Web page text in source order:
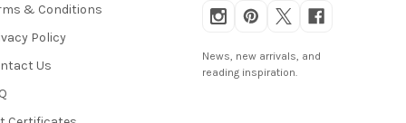
& Conditions
Policy
Us
News, new arrivals, and
reading inspiration.